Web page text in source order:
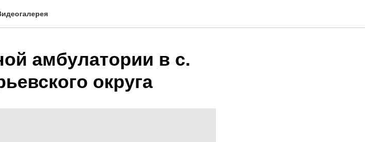
амбулатории в с.
округа